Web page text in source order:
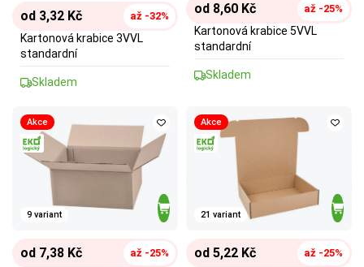
od 3,32 Kč až -32%
Kartonová krabice 3VVL
standardní
Skladem
od 8,60 Kč až -25%
Kartonová krabice 5VVL
standardní
Skladem
Akce
9 variant
od 7,38 Kč až -25%
Akce
21 variant
od 5,22 Kč až -25%